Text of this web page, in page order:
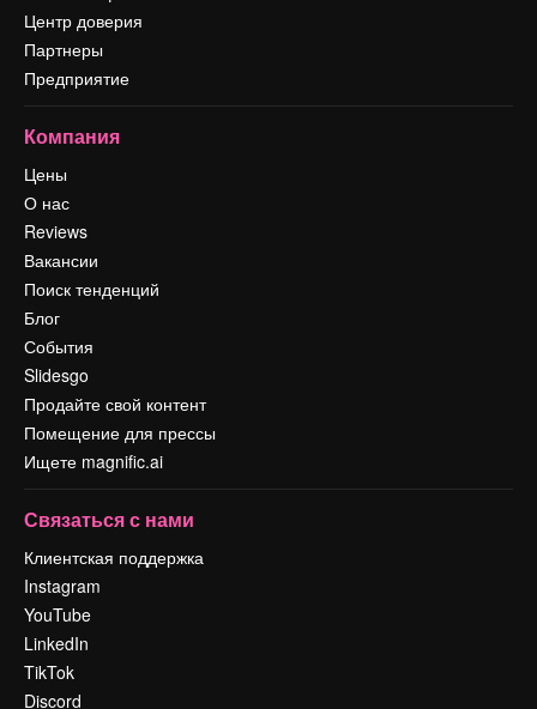
Центр доверия
Партнеры
Предприятие
Компания
Цены
О нас
Reviews
Вакансии
Поиск тенденций
Блог
События
Slidesgo
Продайте свой контент
Помещение для прессы
Ищете magnific.ai
Связаться с нами
Клиентская поддержка
Instagram
YouTube
LinkedIn
TikTok
Discord